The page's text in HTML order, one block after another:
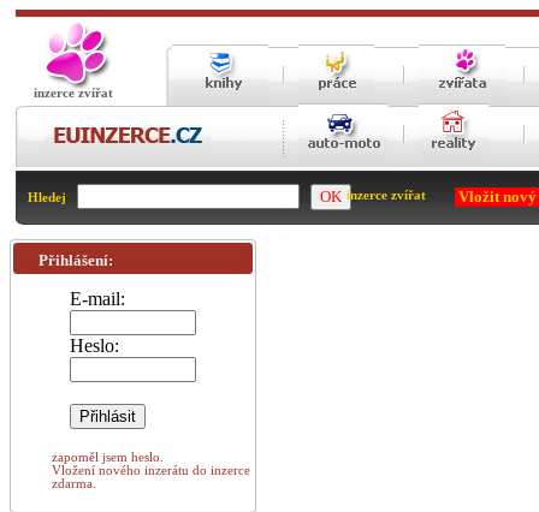
inzerce zvířat
Hledej inzerce zvířat Vložit
Přihlášení:
E-mail:
Heslo:
zapoměl jsem heslo.
Vložení nového inzerátu do inzerce
zdarma.